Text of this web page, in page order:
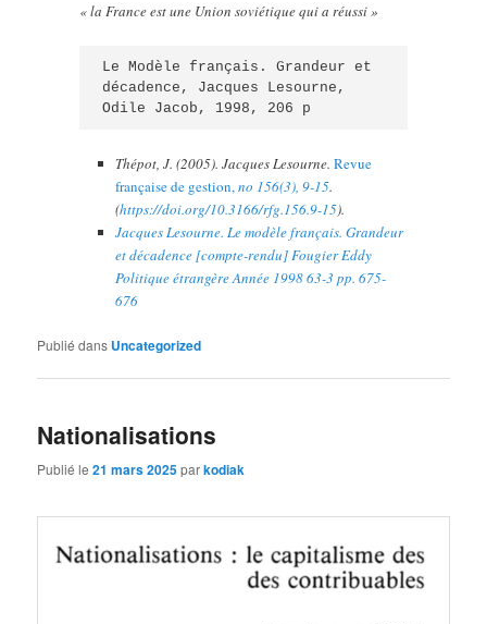
« la France est une Union soviétique qui a réussi »
Le Modèle français. Grandeur et
décadence, Jacques Lesourne,
Odile Jacob, 1998, 206 p
Thépot, J. (2005). Jacques Lesourne. Revue
française de gestion,no 156(3), 9-15.
(https://doi.org/10.3166/rfg.156.9-15).
Jacques Lesourne. Le modèle français. Grandeur
et décadence [compte-rendu] Fougier Eddy
Politique étrangère Année 1998 63-3 pp. 675-
676
Publié dans Uncategorized
Nationalisations
Publié le21 mars 2025parkodiak